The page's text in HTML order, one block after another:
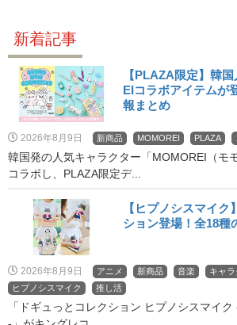
新着記事
【PLAZA限定】韓
EIコラボアイテムが
報まとめ
2026年8月9日 新商品 MOMOREI PLAZA
韓国発の人気キャラクター「MOMOREI（モ
コラボし、PLAZA限定デ...
【ヒプノシスマイク
ション登場！全18種
2026年8月9日 アニメ 新商品 音楽
キャ
ヒプノシスマイク
推し活
「ドギュっとコレクション ヒプノシスマイ